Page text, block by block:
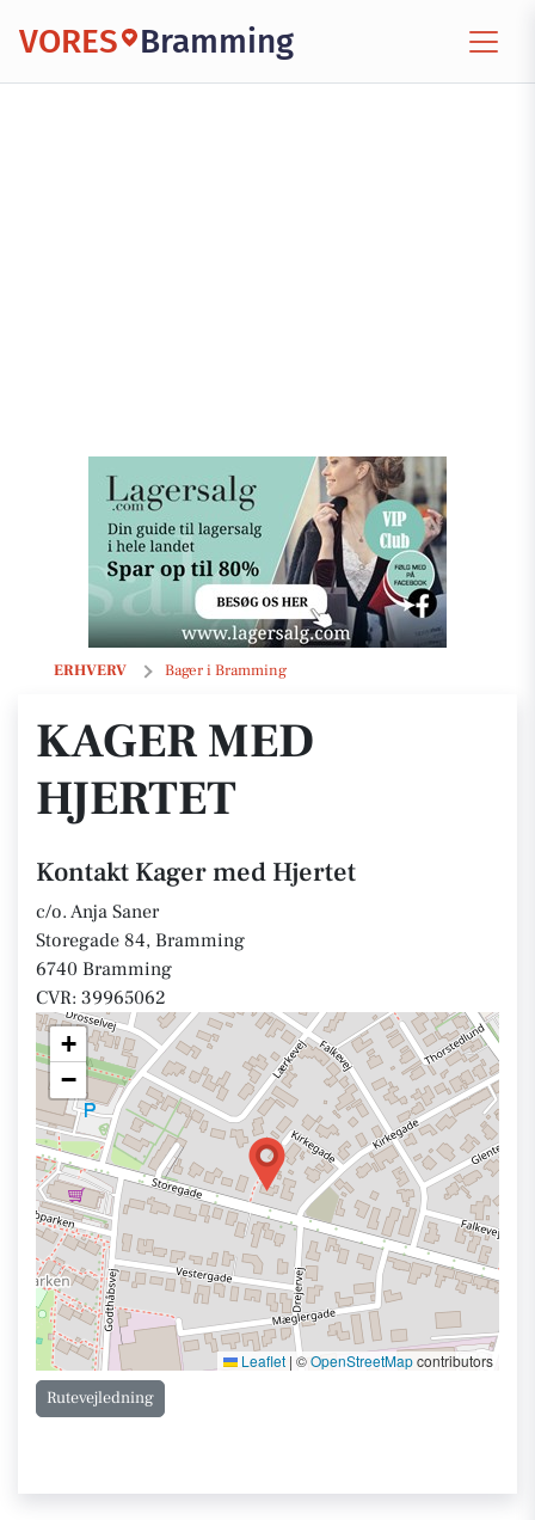
VORES Bramming
ERHVERV Bager i Bramming
Kager med Hjertet
KAGER MED
HJERTET
Kontakt Kager med Hjertet
c/o. Anja Saner
Storegade 84, Bramming
6740 Bramming
CVR: 39965062
+
−
Leaflet | ©OpenStreetMapcontributors
Rutevejledning